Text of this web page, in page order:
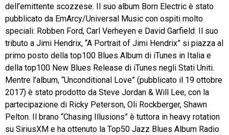
dell’emittente scozzese. Il suo album Born Electric è stato
pubblicato da EmArcy/Universal Music con ospiti molto
speciali: Robben Ford, Carl Verheyen e David Garfield. Il suo
tributo a Jimi Hendrix, “A Portrait of Jimi Hendrix” si piazza al
primo posto della top100 Blues Album di iTunes in Italia e
della top100 New Blues Release di iTunes negli Stati Uniti.
Mentre l’album, “Unconditional Love” (pubblicato il 19 ottobre
2017) è stato prodotto da Steve Jordan & Will Lee, con la
partecipazione di Ricky Peterson, Oli Rockberger, Shawn
Pelton. Il brano “Chasing Illusions” è tuttora in heavy rotation
su SiriusXM e ha ottenuto la Top50 Jazz Blues Album Radio